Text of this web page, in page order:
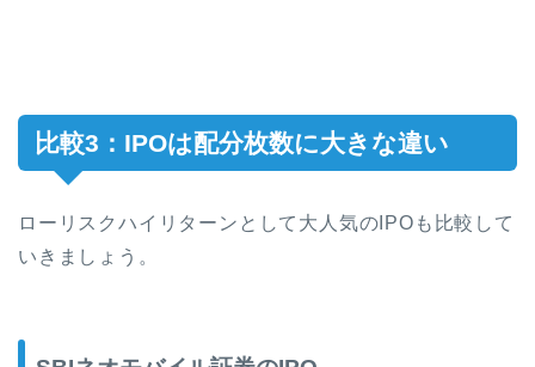
比較3：IPOは配分枚数に大きな違い
ローリスクハイリターンとして大人気のIPOも比較して
いきましょう。